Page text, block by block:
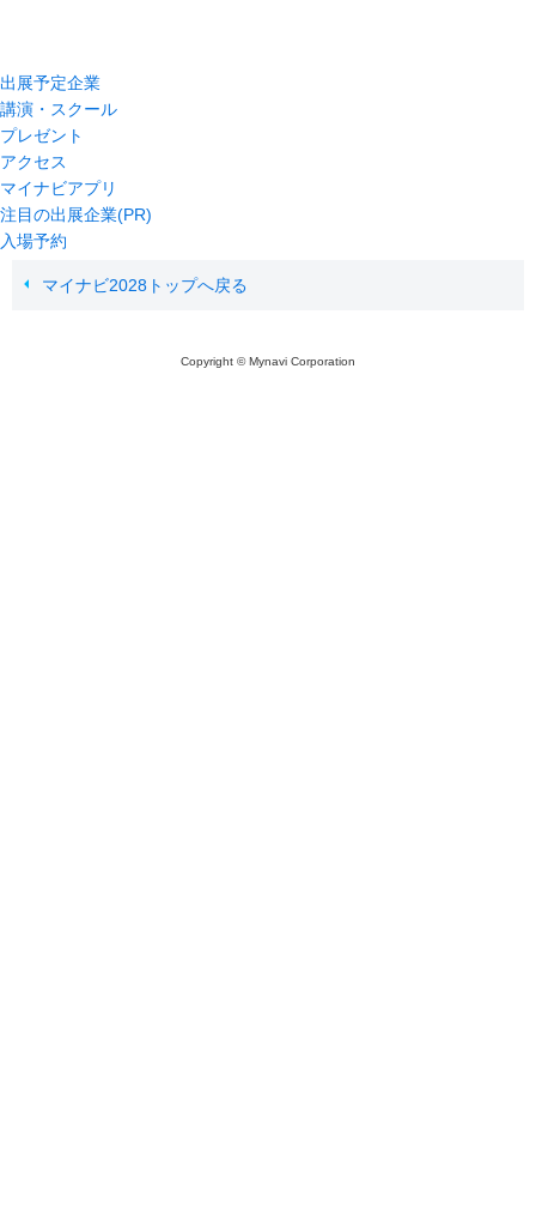
出展予定企業
講演・スクール
プレゼント
アクセス
マイナビアプリ
注目の出展企業(PR)
入場予約
マイナビ2028トップへ戻る
Copyright © Mynavi Corporation